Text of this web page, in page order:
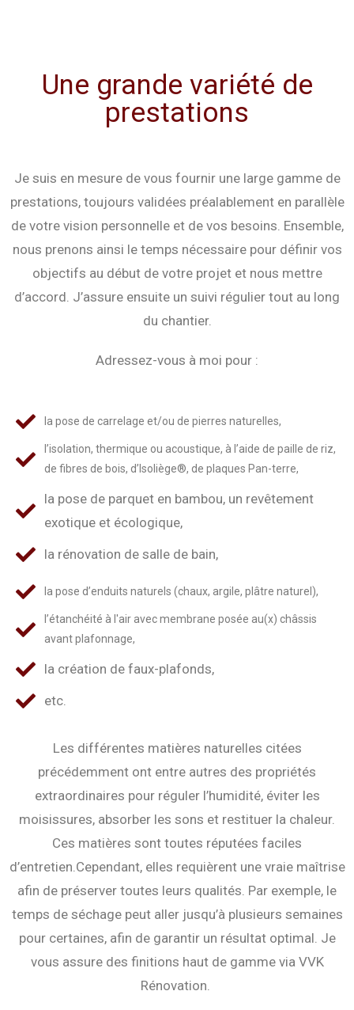
Une grande variété de
prestations
Je suis en mesure de vous fournir une large gamme de
prestations, toujours validées préalablement en parallèle
de votre vision personnelle et de vos besoins. Ensemble,
nous prenons ainsi le temps nécessaire pour définir vos
objectifs au début de votre projet et nous mettre
d’accord. J’assure ensuite un suivi régulier tout au long
du chantier.
Adressez-vous à moi pour :
la pose de carrelage et/ou de pierres naturelles,
l’isolation, thermique ou acoustique, à l’aide de paille de riz,
de fibres de bois, d’Isoliège®, de plaques Pan-terre,
la pose de parquet en bambou, un revêtement
exotique et écologique,
la rénovation de salle de bain,
la pose d’enduits naturels (chaux, argile, plâtre naturel),
l’étanchéité à l'air avec membrane posée au(x) châssis
avant plafonnage,
la création de faux-plafonds,
etc.
Les différentes matières naturelles citées
précédemment ont entre autres des propriétés
extraordinaires pour réguler l’humidité, éviter les
moisissures, absorber les sons et restituer la chaleur.
Ces matières sont toutes réputées faciles
d’entretien.Cependant, elles requièrent une vraie maîtrise
afin de préserver toutes leurs qualités. Par exemple, le
temps de séchage peut aller jusqu’à plusieurs semaines
pour certaines, afin de garantir un résultat optimal. Je
vous assure des finitions haut de gamme via VVK
Rénovation.